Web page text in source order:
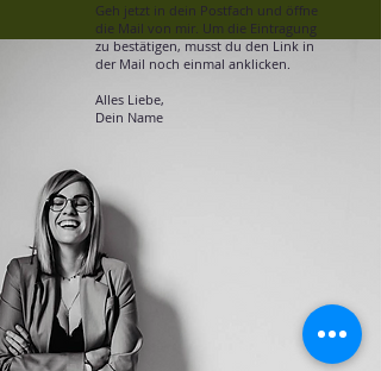
Geh jetzt in dein Postfach und öffne
die Mail von mir. Um die Eintragung
zu bestätigen, musst du den Link in
der Mail noch einmal anklicken.
Alles Liebe,
Dein Name